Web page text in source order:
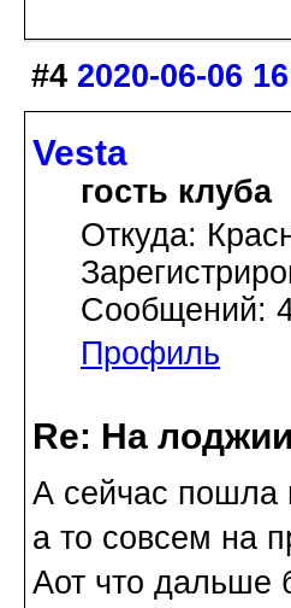
#4 2020-06-06
Vesta
гость клуба
Откуда:
Сообщений:
Профиль
Re: На
А сейчас пошла
а то совсем на
Аот что дальше